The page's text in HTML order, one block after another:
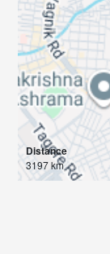
Distance
3197 km